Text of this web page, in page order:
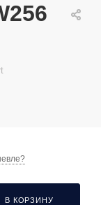
В КОРЗИНУ